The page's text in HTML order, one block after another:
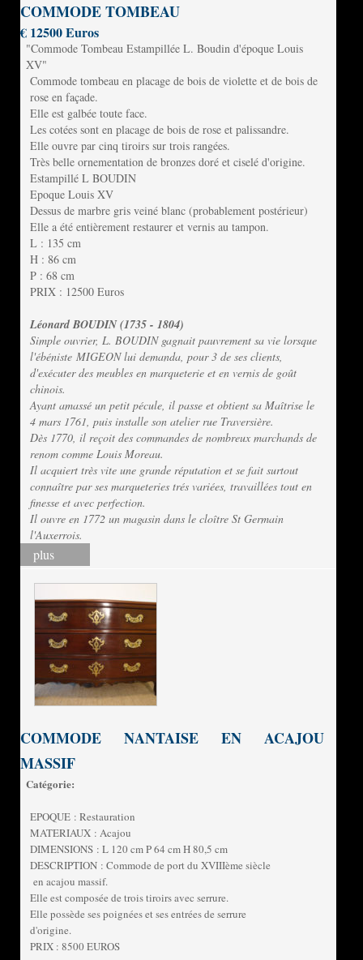
COMMODE TOMBEAU
€ 12500 Euros
"Commode Tombeau Estampillée L. Boudin d'époque Louis
XV"
Commode tombeau en placage de bois de violette et de bois de
rose en façade.
Elle est galbée toute face.
Les cotées sont en placage de bois de rose et palissandre.
Elle ouvre par cinq tiroirs sur trois rangées.
Très belle ornementation de bronzes doré et ciselé d'origine.
Estampillé L BOUDIN
Epoque Louis XV
Dessus de marbre gris veiné blanc (probablement postérieur)
Elle a été entièrement restaurer et vernis au tampon.
L : 135 cm
H : 86 cm
P : 68 cm
PRIX : 12500 Euros
Léonard BOUDIN (1735 - 1804)
Simple ouvrier, L. BOUDIN gagnait pauvrement sa vie lorsque
l'ébéniste MIGEON lui demanda, pour 3 de ses clients,
d'exécuter des meubles en marqueterie et en vernis de goût
chinois.
Ayant amassé un petit pécule, il passe et obtient sa Maîtrise le
4 mars 1761, puis installe son atelier rue Traversière.
Dès 1770, il reçoit des commandes de nombreux marchands de
renom comme Louis Moreau.
Il acquiert très vite une grande réputation et se fait surtout
connaître par ses marqueteries trés variées, travaillées tout en
finesse et avec perfection.
Il ouvre en 1772 un magasin dans le cloître St Germain
l'Auxerrois.
plus
COMMODE NANTAISE EN ACAJOU
MASSIF
Catégorie:
EPOQUE : Restauration
MATERIAUX : Acajou
DIMENSIONS : L 120 cm P 64 cm H 80,5 cm
DESCRIPTION : Commode de port du XVIIIème siècle
en acajou massif.
Elle est composée de trois tiroirs avec serrure.
Elle possède ses poignées et ses entrées de serrure
d'origine.
PRIX : 8500 EUROS